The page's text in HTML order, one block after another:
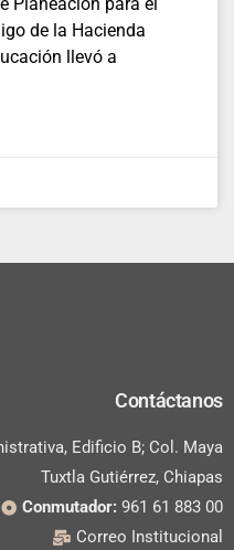
de la Hacienda
llevó a
Contáctanos
Edificio B; Col. Maya
Tuxtla Gutiérrez, Chiapas
Conmutador: 961 61 883 00
Correo Institucional